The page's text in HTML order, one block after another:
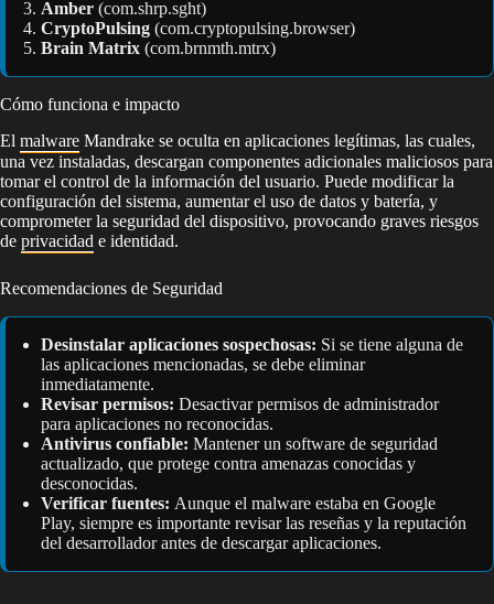
Amber (com.shrp.sght)
CryptoPulsing (com.cryptopulsing.browser)
Brain Matrix (com.brnmth.mtrx)
Cómo funciona e impacto
El malware Mandrake se oculta en aplicaciones legítimas, las cuales,
una vez instaladas, descargan componentes adicionales maliciosos para
tomar el control de la información del usuario. Puede modificar la
configuración del sistema, aumentar el uso de datos y batería, y
comprometer la seguridad del dispositivo, provocando graves riesgos
de privacidad e identidad.
Recomendaciones de Seguridad
Desinstalar aplicaciones sospechosas: Si se tiene alguna de
las aplicaciones mencionadas, se debe eliminar
inmediatamente.
Revisar permisos: Desactivar permisos de administrador
para aplicaciones no reconocidas.
Antivirus confiable: Mantener un software de seguridad
actualizado, que protege contra amenazas conocidas y
desconocidas.
Verificar fuentes: Aunque el malware estaba en Google
Play, siempre es importante revisar las reseñas y la reputación
del desarrollador antes de descargar aplicaciones.